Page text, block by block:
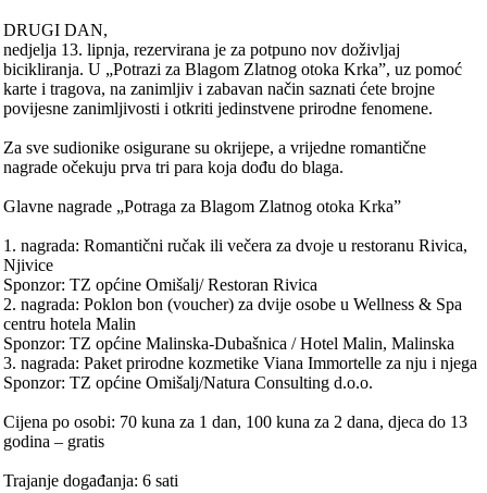
DRUGI DAN,
nedjelja 13. lipnja, rezervirana je za potpuno nov doživljaj
bicikliranja. U „Potrazi za Blagom Zlatnog otoka Krka”, uz pomoć
karte i tragova, na zanimljiv i zabavan način saznati ćete brojne
povijesne zanimljivosti i otkriti jedinstvene prirodne fenomene.
Za sve sudionike osigurane su okrijepe, a vrijedne romantične
nagrade očekuju prva tri para koja dođu do blaga.
Glavne nagrade „Potraga za Blagom Zlatnog otoka Krka”
1. nagrada: Romantični ručak ili večera za dvoje u restoranu Rivica,
Njivice
Sponzor: TZ općine Omišalj/ Restoran Rivica
2. nagrada: Poklon bon (voucher) za dvije osobe u Wellness & Spa
centru hotela Malin
Sponzor: TZ općine Malinska-Dubašnica / Hotel Malin, Malinska
3. nagrada: Paket prirodne kozmetike Viana Immortelle za nju i njega
Sponzor: TZ općine Omišalj/Natura Consulting d.o.o.
Cijena po osobi: 70 kuna za 1 dan, 100 kuna za 2 dana, djeca do 13
godina – gratis
Trajanje događanja: 6 sati